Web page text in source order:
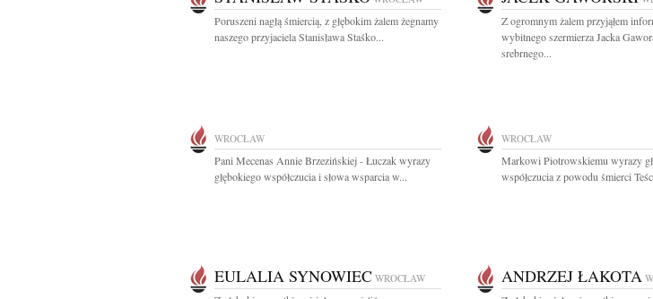
Poruszeni nagłą śmiercią, z głębokim żalem żegnamy
naszego przyjaciela Stanisława Staśko...
Z ogromnym żalem przyjąłem
wybitnego szermierza Jacka
srebrnego...
WROCŁAW
Pani Mecenas Annie Brzezińskiej - Łuczak wyrazy
głębokiego współczucia i słowa wsparcia w...
WROCŁAW
Markowi Piotrowskiemu wyrazy
współczucia z powodu śmierci
EULALIA SYNOWIEC WROCŁAW ANDRZEJ ŁAKOTA